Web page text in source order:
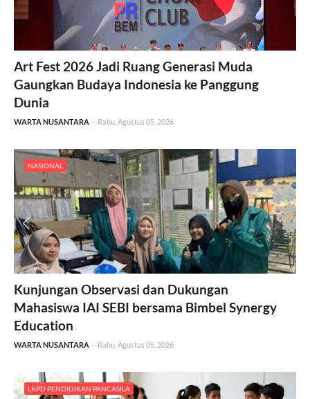
Art Fest 2026 Jadi Ruang Generasi Muda
Gaungkan Budaya Indonesia ke Panggung
Dunia
WARTA NUSANTARA - Rabu, Agustus 05, 2026
NASIONAL
Kunjungan Observasi dan Dukungan
Mahasiswa IAI SEBI bersama Bimbel Synergy
Education
WARTA NUSANTARA - Rabu, Agustus 05, 2026
LKPD PENDIDIKAN PANCASILA